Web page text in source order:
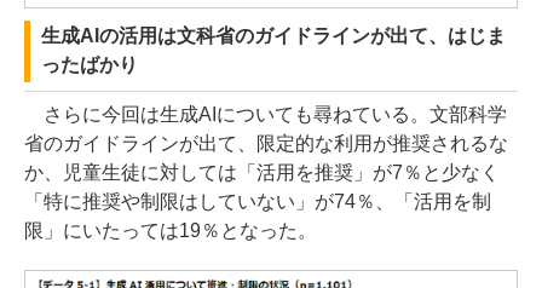
生成AIの活用は文科省のガイドラインが出て、はじま
ったばかり
さらに今回は生成AIについても尋ねている。文部科学
省のガイドラインが出て、限定的な利用が推奨されるな
か、児童生徒に対しては「活用を推奨」が7％と少なく
「特に推奨や制限はしていない」が74％、「活用を制
限」にいたっては19％となった。